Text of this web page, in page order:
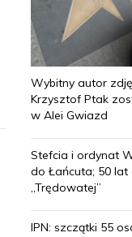
Wybitny autor
Krzysztof Ptak
w Alei Gwiazd
Stefcia i ordynat
do Łańcuta; 50 lat
„Trędowatej”
IPN: szczątki 55